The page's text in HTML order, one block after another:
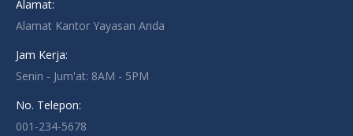
Alamat:
Alamat Kantor Yayasan Anda
Jam Kerja:
Senin - Jum'at: 8AM - 5PM
No. Telepon:
001-234-5678